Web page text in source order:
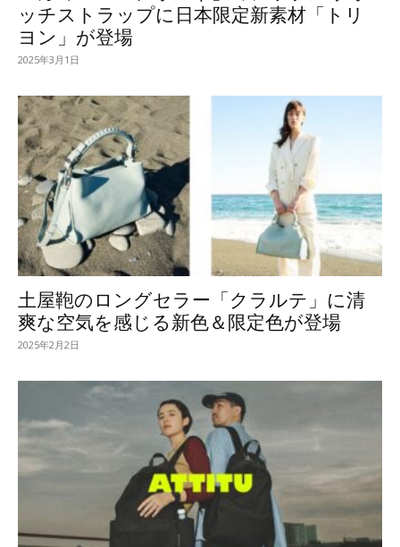
ッチストラップに日本限定新素材「トリ
ヨン」が登場
2025年3月1日
土屋鞄のロングセラー「クラルテ」に清
爽な空気を感じる新色＆限定色が登場
2025年2月2日